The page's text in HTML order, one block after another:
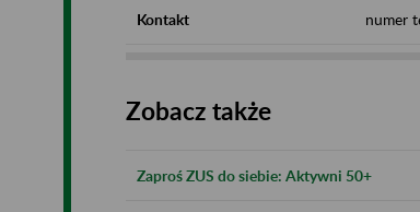
Kontakt numer
Zobacz także
Zaproś ZUS do siebie: Aktywni 50+